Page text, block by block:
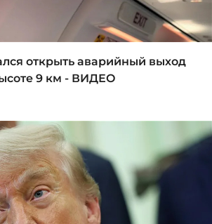
открыть аварийный выход
9 км - ВИДЕО